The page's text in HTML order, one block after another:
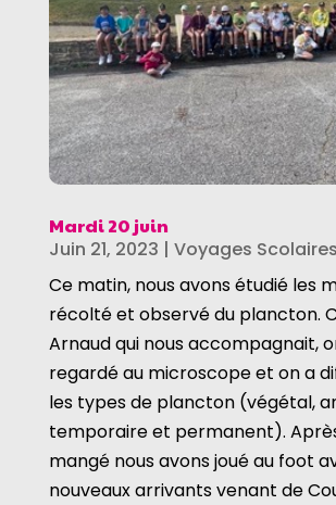
Mardi 20 juin
Juin 21, 2023 | Voyages Scolaires
Ce matin, nous avons étudié les
récolté et observé du plancton.
Arnaud qui nous accompagnait,
regardé au microscope et on a
les types de plancton (végétal,
temporaire et permanent).
mangé nous avons joué au foot
nouveaux arrivants venant de